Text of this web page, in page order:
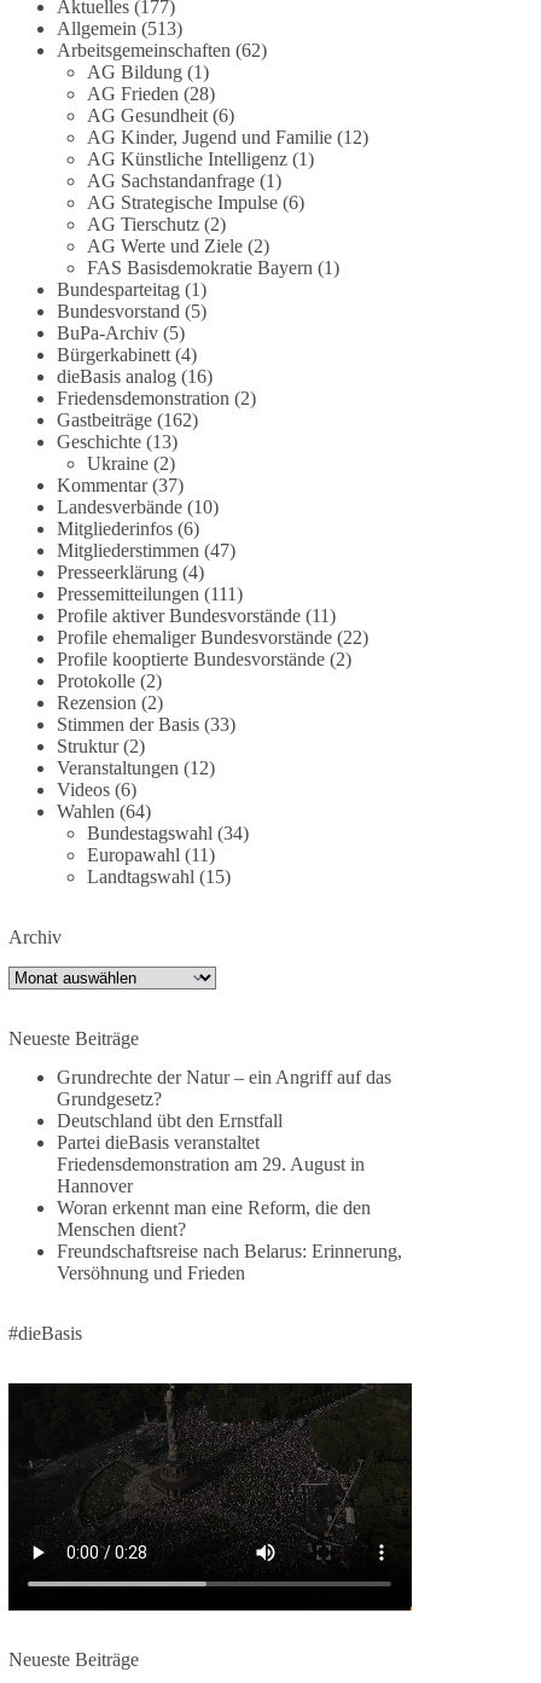
aufgearbeitet.
Auch in Deutschland warten viele Menschen bis
heute auf Antworten:
❓ Wie wurden politische Entscheidungen
getroffen?
❓ Welche Maßnahmen waren notwendig und
welche nicht?
❓Und wer übernimmt die Verantwortung für die
massiven Folgen für Kinder, Familien,
Unternehmen und das Vertrauen in unseren
Rechtsstaat?
🟩🟩🟦🟦🟥🟥🟧🟧
Eine demokratische Gesellschaft lebt nicht davon,
unbequeme Fragen zu vermeiden. Sie lebt davon,
Fragen offen zu stellen und transparent zu
beantworten.
dieBasis fordert deshalb weiterhin eine
unabhängige, vollständige und transparente
Aufarbeitung der Corona-Politik. Ohne
Denkverbote, ohne Vorverurteilungen und ohne
Tabus.
Quellen:https://apnews.com/article/fauci-diaries-
covid-origins-rand-paul-
6b25da9f75a0becbaf2886ab22643e67
https://www.tichyseinblick.de/kolumnen/aus-aller-
welt/usa-tagebuch-fauci-corona-impfung/
#dieBasis #Corona #Aufarbeitung
#Vertrauen
239 36
DieBasis
🕊 Wir wollen den Krieg mit Russland nicht!
Am 20. Juni 2026 fand in Berlin am
Brandenburger Tor die Demonstration mit dem
Motto „Russland ist nicht unser Feind“ statt.
Hier ein Auszug aus der Rede von der
Bundestagsabgeordneten Sevim Dağdelen
Revanchismus!“
👉 Hier geht es zum vollständigen Video:
https://www.youtube.com/live/a9hOswSNg4I?
si=2b_C6GgNY9EB-rXw
🟩🟩🟦🟦🟥🟥🟧🟧
#dieBasis #frieden
Aktuelles(177)
Allgemein (513)
Arbeitsgemeinschaften (62)
AG Bildung(1)
AG Frieden (28)
AG Gesundheit(6)
AG Kinder, Jugend und Familie(12)
AG Künstliche Intelligenz(1)
AG Sachstandanfrage(1)
AG Strategische Impulse(6)
AG Tierschutz(2)
AG Werte und Ziele(2)
FAS Basisdemokratie Bayern (1)
Bundesparteitag(1)
Bundesvorstand (5)
BuPa-Archiv(5)
Bürgerkabinett(4)
dieBasis analog(16)
Friedensdemonstration (2)
Gastbeiträge(162)
Geschichte(13)
Ukraine(2)
Kommentar(37)
Landesverbände(10)
Mitgliederinfos(6)
Mitgliederstimmen (47)
Presseerklärung(4)
Pressemitteilungen (111)
Profile aktiver Bundesvorstände(11)
Profile ehemaliger Bundesvorstände(22)
Profile kooptierte Bundesvorstände(2)
Protokolle(2)
Rezension (2)
Stimmen der Basis(33)
Struktur(2)
Veranstaltungen (12)
Videos(6)
Wahlen (64)
Bundestagswahl (34)
Europawahl (11)
Landtagswahl (15)
Archiv
Archiv
Neueste Beiträge
Grundrechte der Natur – ein Angriff auf das
Grundgesetz?
Deutschland übt den Ernstfall
Partei dieBasis veranstaltet
Friedensdemonstration am 29. August in
Hannover
Woran erkennt man eine Reform, die den
Menschen dient?
Freundschaftsreise nach Belarus: Erinnerung,
Versöhnung und Frieden
#dieBasis
Neueste Beiträge